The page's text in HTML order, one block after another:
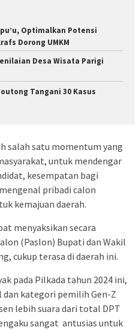
Optimalkan Potensi
Dorong UMKM
Desa Wisata Parigi
Tangani 30 Kasus
salah satu momentum yang
untuk mendengar
kesempatan bagi
pribadi calon
kemajuan daerah.
menyaksikan secara
(Paslon) Bupati dan Wakil
cukup terasa di daerah ini.
pada Pilkada tahun 2024 ini,
kategori pemilih Gen-Z
lebih suara dari total DPT
sangat antusias untuk